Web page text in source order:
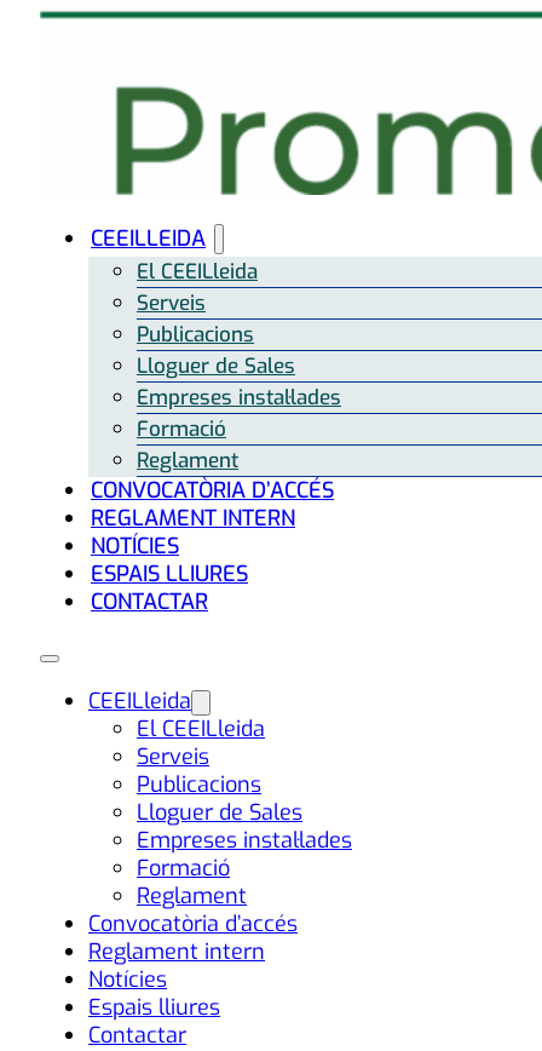
CEEILLEIDA
El CEEILleida
Serveis
Publicacions
Lloguer de Sales
Empreses instal·lades
Formació
Reglament
CONVOCATÒRIA D’ACCÉS
REGLAMENT INTERN
NOTÍCIES
ESPAIS LLIURES
CONTACTAR
CEEILleida
El CEEILleida
Serveis
Publicacions
Lloguer de Sales
Empreses instal·lades
Formació
Reglament
Convocatòria d’accés
Reglament intern
Notícies
Espais lliures
Contactar